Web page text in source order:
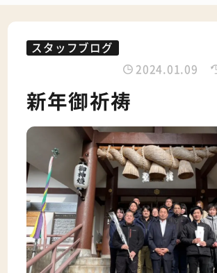
スタッフブログ
2024.01.09
新年御祈祷